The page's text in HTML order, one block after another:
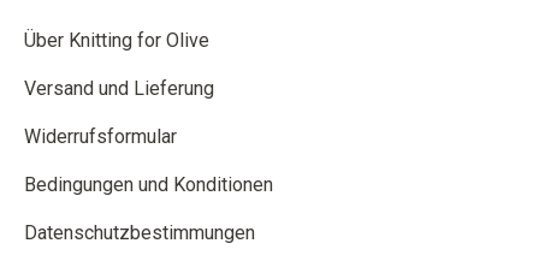
Über Knitting for Olive
Versand und Lieferung
Widerrufsformular
Bedingungen und Konditionen
Datenschutzbestimmungen